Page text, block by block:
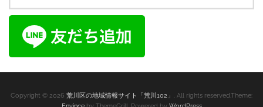
Copyright © 2026 荒川区の地域情報サイト「荒川102」 . All rights reserved.Theme: